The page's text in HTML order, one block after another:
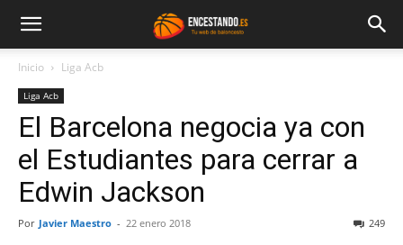
Inicio Liga Acb
Liga Acb
El Barcelona negocia ya con
el Estudiantes para cerrar a
Edwin Jackson
Por Javier Maestro - 22 enero 2018 249